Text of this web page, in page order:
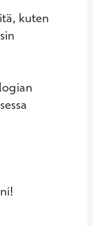
kuten